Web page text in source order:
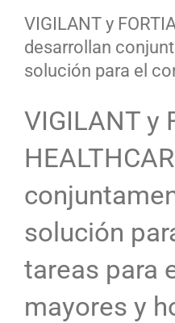
VIGILANT y
desarrollan
solución para el
VIGILANT y
solución
tareas para
mayores y